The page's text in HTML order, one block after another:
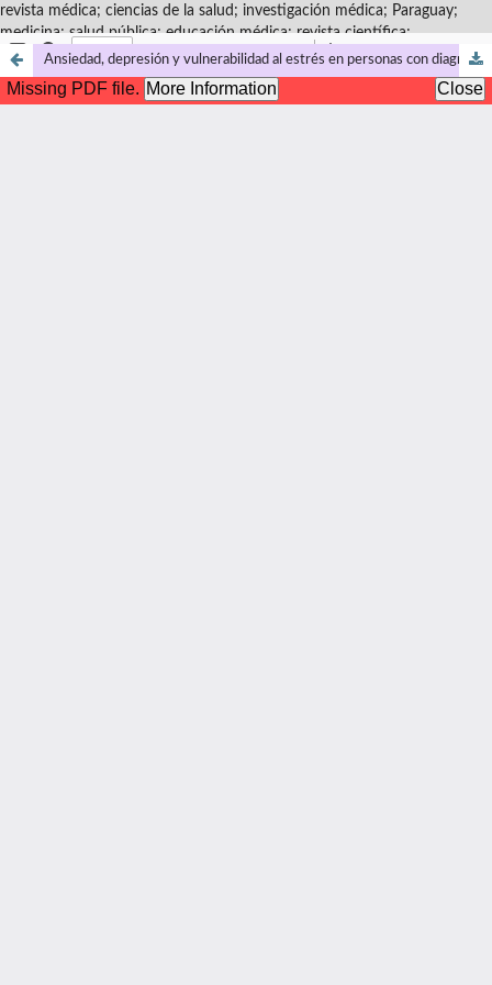
revista médica; ciencias de la salud; investigación médica; Paraguay;
medicina; salud pública; educación médica; revista científica;
Ansiedad, depresión y vulnerabilidad al estrés en personas con diagnóstico de artritis reumatoidea: un estudio exploratorio del Hospital de Clínicas de la Universidad Nacional de Asunción